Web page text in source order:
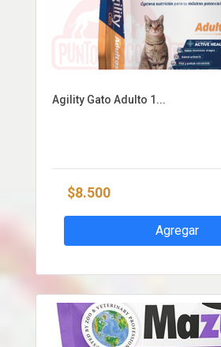
Agility Gato Adulto 1...
$8.500
Agregar